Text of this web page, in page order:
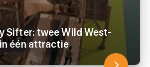
Sifter: twee Wild West-
één attractie